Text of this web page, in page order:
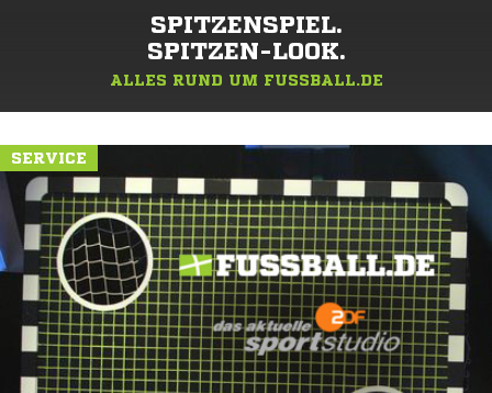
SPITZENSPIEL.
SPITZEN-LOOK.
ALLES RUND UM FUSSBALL.DE
SERVICE